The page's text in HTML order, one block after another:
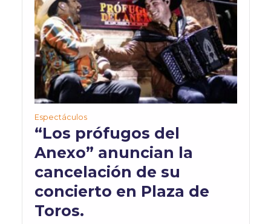
Espectáculos
“Los prófugos del
Anexo” anuncian la
cancelación de su
concierto en Plaza de
Toros.